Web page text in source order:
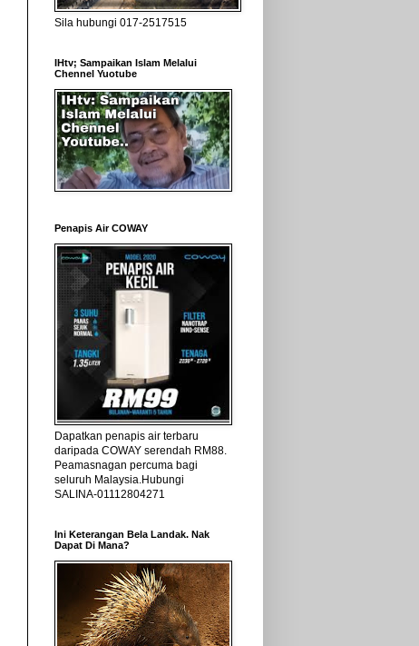
Sila hubungi 017-2517515
IHtv; Sampaikan Islam Melalui
Chennel Yuotube
Penapis Air COWAY
Dapatkan penapis air terbaru
daripada COWAY serendah RM88.
Peamasnagan percuma bagi
seluruh Malaysia.Hubungi
SALINA-01112804271
Ini Keterangan Bela Landak. Nak
Dapat Di Mana?